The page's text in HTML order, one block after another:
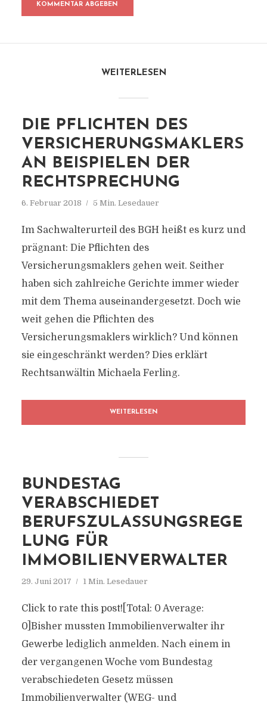
WEITERLESEN
DIE PFLICHTEN DES
VERSICHERUNGSMAKLERS
AN BEISPIELEN DER
RECHTSPRECHUNG
6. Februar 2018 5 Min. Lesedauer
Im Sachwalterurteil des BGH heißt es kurz und
prägnant: Die Pflichten des
Versicherungsmaklers gehen weit. Seither
haben sich zahlreiche Gerichte immer wieder
mit dem Thema auseinandergesetzt. Doch wie
weit gehen die Pflichten des
Versicherungsmaklers wirklich? Und können
sie eingeschränkt werden? Dies erklärt
Rechtsanwältin Michaela Ferling.
WEITERLESEN
BUNDESTAG
VERABSCHIEDET
BERUFSZULASSUNGSREGE
LUNG FÜR
IMMOBILIENVERWALTER
29. Juni 2017 1 Min. Lesedauer
Click to rate this post![Total: 0 Average:
0]Bisher mussten Immobilienverwalter ihr
Gewerbe lediglich anmelden. Nach einem in
der vergangenen Woche vom Bundestag
verabschiedeten Gesetz müssen
Immobilienverwalter (WEG- und